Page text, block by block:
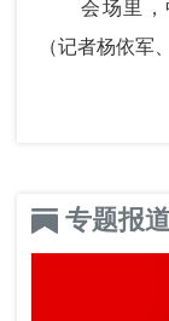
会场里，中
（记者杨依军
专题报